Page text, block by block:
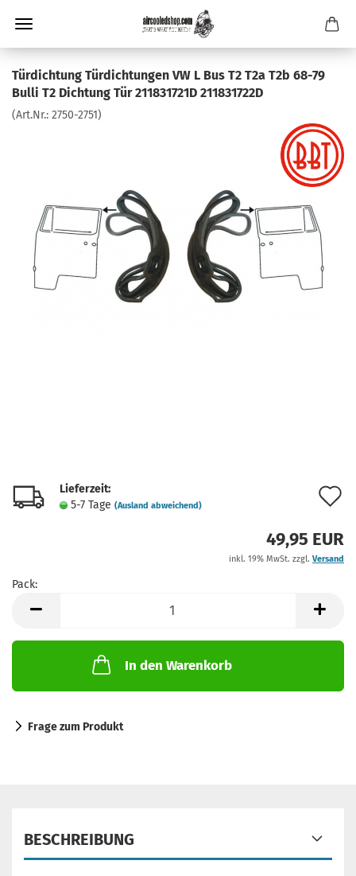
Türdichtung Türdichtungen VW L Bus T2 T2a T2b 68-79
Bulli T2 Dichtung Tür 211831721D 211831722D
(Art.Nr.: 2750-2751)
Lieferzeit:
5-7 Tage (Ausland abweichend)
49,95 EUR
inkl. 19% MwSt. zzgl. Versand
Pack:
In den Warenkorb
Frage zum Produkt
BESCHREIBUNG